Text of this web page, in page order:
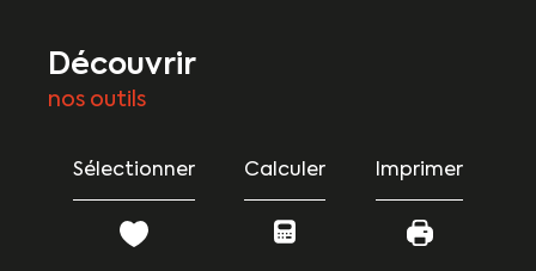
découvrir
nos outils
Sélectionner Calculer Imprimer